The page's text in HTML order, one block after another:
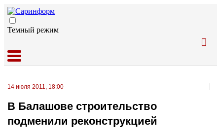
Темный режим
14 июля 2011, 18:00
В Балашове строительство
подменили реконструкцией